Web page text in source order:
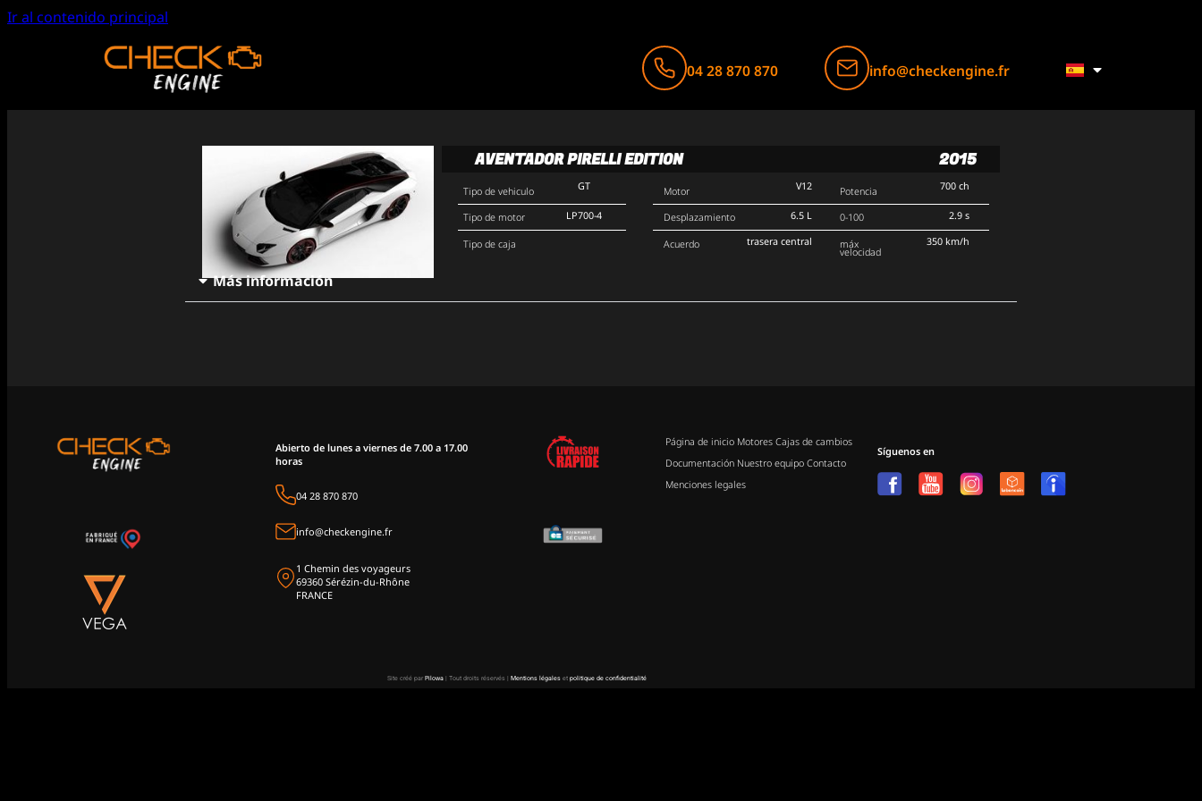
Ir al contenido principal
04 28 870 870 info@checkengine.fr
AVENTADOR PIRELLI EDITION 2015
Tipo de vehiculo
Tipo de motor
Tipo de caja
GT
LP700-4
Motor
Desplazamiento
Acuerdo
V12
6.5 L
trasera central
Potencia
0-100
máx
velocidad
700 ch
2.9 s
350 km/h
Más información
Abierto de lunes a viernes de 7.00 a 17.00
horas
04 28 870 870
info@checkengine.fr
1 Chemin des voyageurs
69360 Sérézin-du-Rhône
FRANCE
Página de inicio Motores Cajas de cambios
Documentación Nuestro equipo Contacto
Menciones legales
Síguenos en
Site créé par Pilowa | Tout droits réservés | Mentions légales et politique de confidentialité